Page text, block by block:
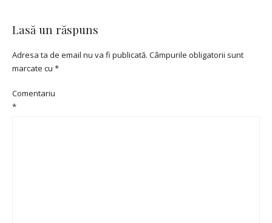
Lasă un răspuns
Adresa ta de email nu va fi publicată. Câmpurile obligatorii sunt
marcate cu *
Comentariu
*